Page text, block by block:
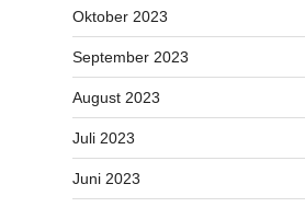
Oktober 2023
September 2023
August 2023
Juli 2023
Juni 2023